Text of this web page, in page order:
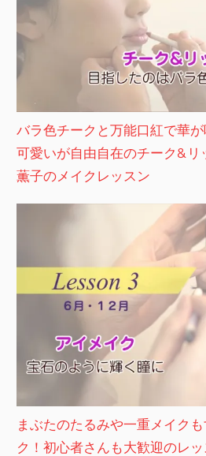
バラ色チークと万能口紅で華が
可愛いが自由自在のチーク&リ
薫子のメイクレッスン
まぶたのたるみや一重メイク
ク！初心者さんも大歓迎のレ